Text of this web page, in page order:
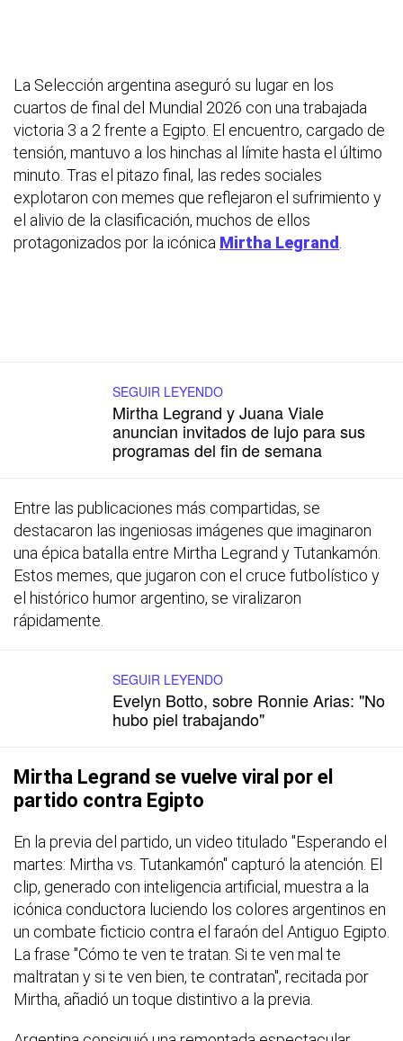
La Selección argentina aseguró su lugar en los
cuartos de final del Mundial 2026 con una trabajada
victoria 3 a 2 frente a Egipto. El encuentro, cargado de
tensión, mantuvo a los hinchas al límite hasta el último
minuto. Tras el pitazo final, las redes sociales
explotaron con memes que reflejaron el sufrimiento y
el alivio de la clasificación, muchos de ellos
protagonizados por la icónica Mirtha Legrand
SEGUIR LEYENDO
Mirtha Legrand y Juana Viale
anuncian invitados de lujo para sus
programas del fin de semana
Entre las publicaciones más compartidas, se
destacaron las ingeniosas imágenes que imaginaron
una épica batalla entre Mirtha Legrand y Tutankamón.
Estos memes, que jugaron con el cruce futbolístico y
el histórico humor argentino, se viralizaron
rápidamente.
SEGUIR LEYENDO
Evelyn Botto, sobre Ronnie Arias: "No
hubo piel trabajando"
Mirtha Legrand se vuelve viral por el
partido contra Egipto
En la previa del partido, un video titulado "Esperando el
martes: Mirtha vs. Tutankamón" capturó la atención. El
clip, generado con inteligencia artificial, muestra a la
icónica conductora luciendo los colores argentinos en
un combate ficticio contra el faraón del Antiguo Egipto.
La frase "Cómo te ven te tratan. Si te ven mal te
maltratan y si te ven bien, te contratan", recitada por
Mirtha, añadió un toque distintivo a la previa.